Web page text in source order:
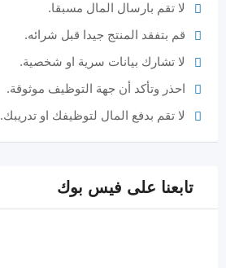
لا تقم بارسال المال مسبقا.
قم بتفقد المنتج جيدا قبل شرائه.
لا تشارك بيانات سرية او شخصية.
احذر وتأكد أن جهة التوظيف موثوقة.
لا تقم بدفع المال لتوظيفك او تدريبك.
تابعنا على فيس بوك